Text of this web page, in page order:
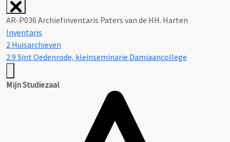
AR-P036 Archiefinventaris Paters van de HH. Harten
Inventaris
2 Huisarchieven
2.9 Sint Oedenrode, kleinseminarie Damiaancollege
Mijn Studiezaal